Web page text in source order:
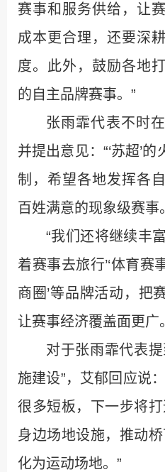
赛事和服务供给，让
成本更合理，还要深
度。此外，鼓励各地
的自主品牌赛事。”
张雨霏代表不时
并提出意见：“‘苏超’
制，希望各地发挥各
百姓满意的现象级赛事
“我们还将继续丰
着赛事去旅行’‘体育赛
商圈’等品牌活动，把
让赛事经济覆盖面更广
对于张雨霏代表
施建设”，艾郁回应说
很多短板，下一步将打
身边场地设施，推动桥
化为运动场地。”